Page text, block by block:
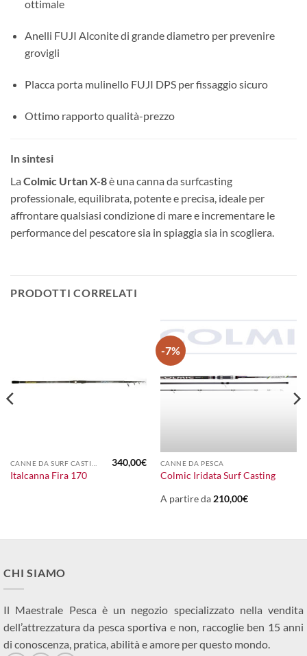
ottimale
Anelli FUJI Alconite di grande diametro per prevenire
grovigli
Placca porta mulinello FUJI DPS per fissaggio sicuro
Ottimo rapporto qualità-prezzo
In sintesi
La Colmic Urtan X-8è una canna da surfcasting
professionale, equilibrata, potente e precisa, ideale per
affrontare qualsiasi condizione di mare e incrementare le
performance del pescatore sia in spiaggia sia in scogliera.
PRODOTTI CORRELATI
Italcanna Fira 170
340,00€
-7%
CANNE DA PESCA
Colmic Iridata Surf Casting
A partire da210,00€
CHI SIAMO
Il Maestrale Pesca è un negozio specializzato nella vendita
dell’attrezzatura da pesca sportiva e non, raccoglie ben 15 anni
di conoscenza, pratica, abilità e amore per questo mondo.